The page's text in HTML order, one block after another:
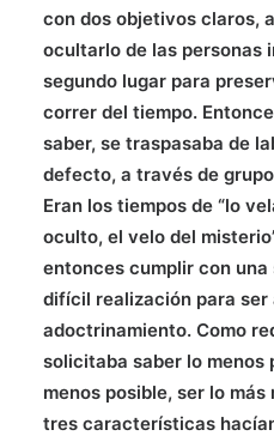
con dos objetivos claros,
ocultarlo de las personas
segundo lugar para
correr del tiempo.
saber, se traspasaba de
defecto, a través de
Eran los tiempos de “lo
oculto, el velo del
entonces cumplir con
difícil realización para ser
adoctrinamiento. Como
solicitaba saber lo menos
menos posible, ser lo
tres características